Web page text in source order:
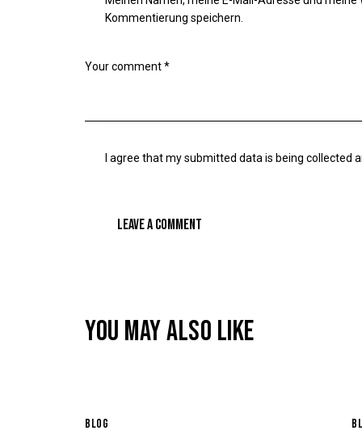
Kommentierung speichern.
I agree that my submitted data is beingcollected
YOU MAY ALSO LIKE
BLOG